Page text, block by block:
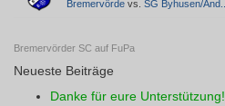
Bremervörde vs. SG Byhusen/​And...
Bremervörder SC auf FuPa
Neueste Beiträge
Danke für eure Unterstützung!